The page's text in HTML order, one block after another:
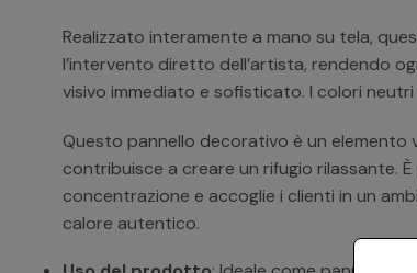
Realizzato interamente a mano su tela,
l’intervento diretto dell’artista, rendendo
visivo immediato e sofisticato. I colori
Questo pannello decorativo è un elemento
contribuisce a creare un rifugio rilassante.
concentrazione e accoglie i clienti in un
calore autentico.